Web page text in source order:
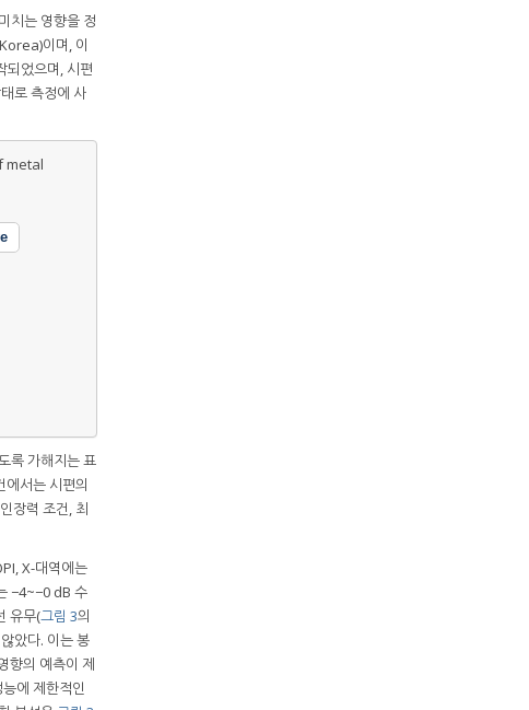
치는 영향을 정
이며, 이
되었으며, 시편
로 측정에 사
metal
록 가해지는 표
서는 시편의
장력 조건, 최
X-대역에는
−4~−0 dB 수
유무(그림 3의
았다. 이는 봉
향의 예측이 제
에 제한적인